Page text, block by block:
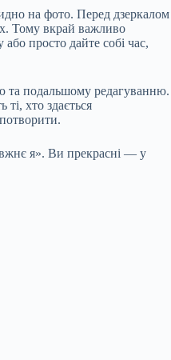
на фото. Перед дзеркалом
Тому вкрай важливо
просто дайте собі час,
та подальшому редагуванню.
хто здається
я». Ви прекрасні — у